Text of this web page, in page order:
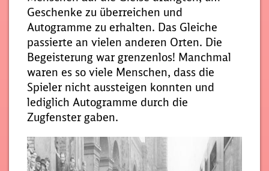
Geschenke zu überreichen und
Autogramme zu erhalten. Das Gleiche
passierte an vielen anderen Orten. Die
Begeisterung war grenzenlos! Manchmal
waren es so viele Menschen, dass die
Spieler nicht aussteigen konnten und
lediglich Autogramme durch die
Zugfenster gaben.